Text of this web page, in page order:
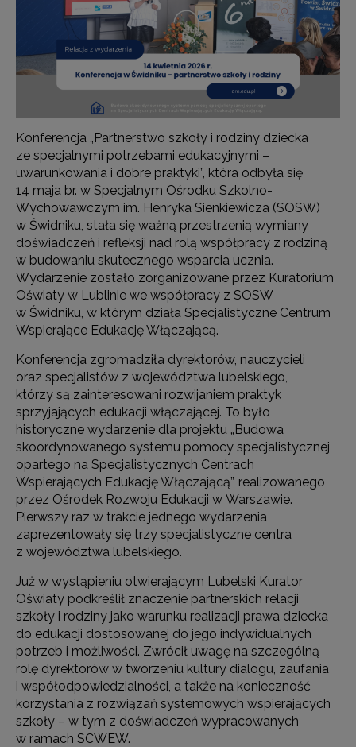
Konferencja „Partnerstwo szkoły i rodziny dziecka
ze specjalnymi potrzebami edukacyjnymi –
uwarunkowania i dobre praktyki”, która odbyła się
14 maja br. w Specjalnym Ośrodku Szkolno-
Wychowawczym im. Henryka Sienkiewicza (SOSW)
w Świdniku, stała się ważną przestrzenią wymiany
doświadczeń i refleksji nad rolą współpracy z rodziną
w budowaniu skutecznego wsparcia ucznia.
Wydarzenie zostało zorganizowane przez Kuratorium
Oświaty w Lublinie we współpracy z SOSW
w Świdniku, w którym działa Specjalistyczne Centrum
Wspierające Edukację Włączającą.
Konferencja zgromadziła dyrektorów, nauczycieli
oraz specjalistów z województwa lubelskiego,
którzy są zainteresowani rozwijaniem praktyk
sprzyjających edukacji włączającej. To było
historyczne wydarzenie dla projektu „Budowa
skoordynowanego systemu pomocy specjalistycznej
opartego na Specjalistycznych Centrach
Wspierających Edukację Włączającą”, realizowanego
przez Ośrodek Rozwoju Edukacji w Warszawie.
Pierwszy raz w trakcie jednego wydarzenia
zaprezentowały się trzy specjalistyczne centra
z województwa lubelskiego.
Już w wystąpieniu otwierającym Lubelski Kurator
Oświaty podkreślił znaczenie partnerskich relacji
szkoły i rodziny jako warunku realizacji prawa dziecka
do edukacji dostosowanej do jego indywidualnych
potrzeb i możliwości. Zwrócił uwagę na szczególną
rolę dyrektorów w tworzeniu kultury dialogu, zaufania
i współodpowiedzialności, a także na konieczność
korzystania z rozwiązań systemowych wspierających
szkoły – w tym z doświadczeń wypracowanych
w ramach SCWEW.